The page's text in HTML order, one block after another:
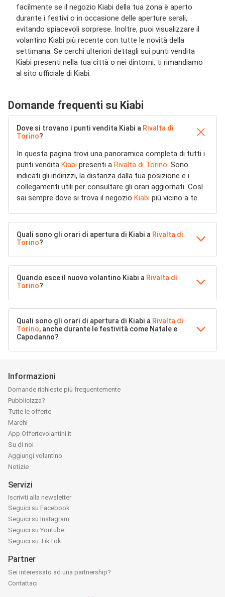
facilmente se il negozio Kiabi della tua zona è aperto
durante i festivi o in occasione delle aperture serali,
evitando spiacevoli sorprese. Inoltre, puoi visualizzare il
volantino Kiabi più recente con tutte le novità della
settimana. Se cerchi ulteriori dettagli sui punti vendita
Kiabi presenti nella tua città o nei dintorni, ti rimandiamo
al sito ufficiale di Kiabi.
Domande frequenti su Kiabi
Dove si trovano i punti vendita Kiabi a Rivalta di
Torino?
In questa pagina trovi una panoramica completa di tutti i
punti vendita Kiabi presenti a Rivalta di Torino. Sono
indicati gli indirizzi, la distanza dalla tua posizione e i
collegamenti utili per consultare gli orari aggiornati. Così
sai sempre dove si trova il negozio Kiabi più vicino a te.
Quali sono gli orari di apertura di Kiabi a Rivalta di
Torino?
Quando esce il nuovo volantino Kiabi a Rivalta di
Torino?
Quali sono gli orari di apertura di Kiabi a Rivalta di
Torino, anche durante le festività come Natale e
Capodanno?
Informazioni
Domande richieste più frequentemente
Pubblicizza?
Tutte le offerte
Marchi
App Offertevolantini.it
Su di noi
Aggiungi volantino
Notizie
Servizi
Iscriviti alla newsletter
Seguici su Facebook
Seguici su Instagram
Seguici su Youtube
Seguici su TikTok
Partner
Sei interessato ad una partnership?
Contattaci